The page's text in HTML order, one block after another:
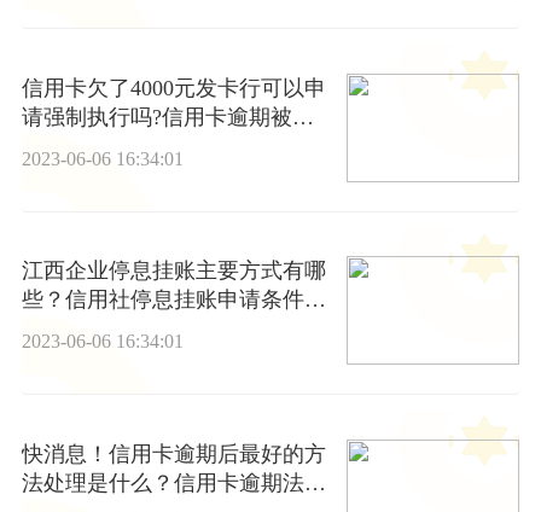
信用卡欠了4000元发卡行可以申
请强制执行吗?信用卡逾期被强
制执行还能协商吗?-天天看点
2023-06-06 16:34:01
江西企业停息挂账主要方式有哪
些？信用社停息挂账申请条件是
什么？|全球看热讯
2023-06-06 16:34:01
快消息！信用卡逾期后最好的方
法处理是什么？信用卡逾期法院